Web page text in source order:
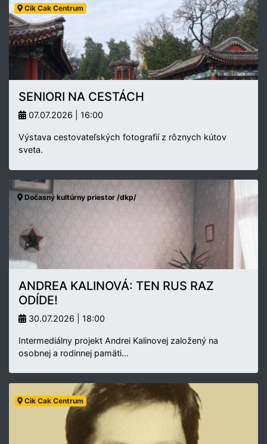
Cik Cak Centrum
SENIORI NA CESTÁCH
07.07.2026 | 16:00
Výstava cestovateľských fotografií z rôznych kútov
sveta.
Dočasný kultúrny priestor /dkp/
ANDREA KALINOVÁ: TEN RUS RAZ
ODÍDE!
30.07.2026 | 18:00
Intermediálny projekt Andrei Kalinovej založený na
osobnej a rodinnej pamäti…
Cik Cak Centrum